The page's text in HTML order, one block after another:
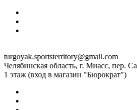
turgoyak.sportsterritory@gmail.com
Челябинская область, г. Миасс, пер.
1 этаж (вход в магазин "Бюрократ")